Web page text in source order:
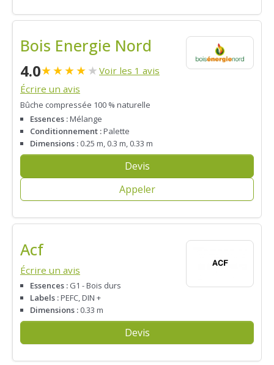
Bois Energie Nord
4.0★★★★★ Voir les 1 avis
Écrire un avis
Bûche compressée 100 % naturelle
Essences :Mélange
Conditionnement :Palette
Dimensions : 0.25 m, 0.3 m, 0.33 m
Devis
Appeler
Acf
Écrire un avis
Essences : G1 - Bois durs
Labels :PEFC, DIN +
Dimensions : 0.33 m
Devis